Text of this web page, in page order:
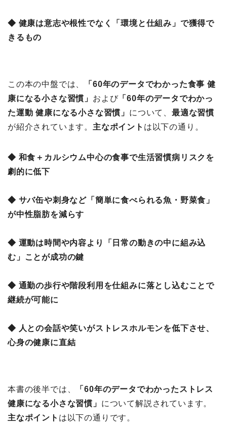
◆ 健康は意志や根性でなく「環境と仕組み」で獲得で
きるもの
この本の中盤では、
「60年のデータでわかった食事 健
康になる小さな習慣」 および「60年のデータでわかっ
た運動 健康になる小さな習慣」 について、最適な習慣
が紹介されています。 主なポイント は以下の通り。
◆ 和食＋カルシウム中心の食事で生活習慣病リスクを
劇的に低下
◆ サバ缶や刺身など「簡単に食べられる魚・野菜食」
が中性脂肪を減らす
◆ 運動は時間や内容より「日常の動きの中に組み込
む」ことが成功の鍵
◆ 通勤の歩行や階段利用を仕組みに落とし込むことで
継続が可能に
◆ 人との会話や笑いがストレスホルモンを低下させ、
心身の健康に直結
本書の後半では、
「60年のデータでわかったストレス
健康になる小さな習慣」 について解説されています。
主なポイント は以下の通りです。